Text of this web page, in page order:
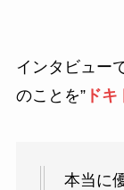
インタビュー
のことを”ドキ
本当に